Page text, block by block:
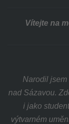
Vítejte na
Narodil jsem
nad Sázavou.
i jako
výtvarném